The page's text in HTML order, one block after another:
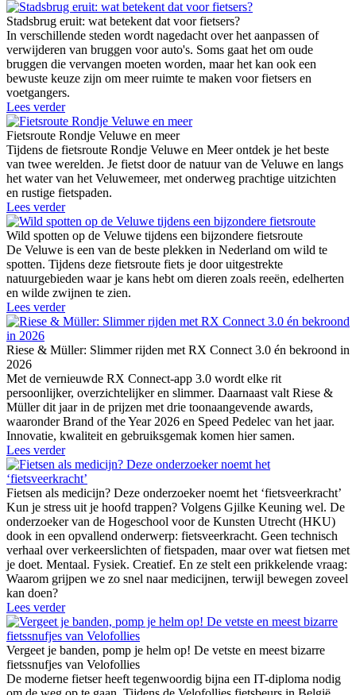
Stadsbrug eruit: wat betekent dat voor fietsers?
In verschillende steden wordt nagedacht over het aanpassen of
verwijderen van bruggen voor auto's. Soms gaat het om oude
bruggen die vervangen moeten worden, maar het kan ook een
bewuste keuze zijn om meer ruimte te maken voor fietsers en
voetgangers.
Lees verder
Fietsroute Rondje Veluwe en meer
Tijdens de fietsroute Rondje Veluwe en Meer ontdek je het beste
van twee werelden. Je fietst door de natuur van de Veluwe en langs
het water van het Veluwemeer, met onderweg prachtige uitzichten
en rustige fietspaden.
Lees verder
Wild spotten op de Veluwe tijdens een bijzondere fietsroute
De Veluwe is een van de beste plekken in Nederland om wild te
spotten. Tijdens deze fietsroute fiets je door uitgestrekte
natuurgebieden waar je kans hebt om dieren zoals reeën, edelherten
en wilde zwijnen te zien.
Lees verder
Riese & Müller: Slimmer rijden met RX Connect 3.0 én bekroond in
2026
Met de vernieuwde RX Connect-app 3.0 wordt elke rit
persoonlijker, overzichtelijker en slimmer. Daarnaast valt Riese &
Müller dit jaar in de prijzen met drie toonaangevende awards,
waaronder Brand of the Year 2026 en Speed Pedelec van het jaar.
Innovatie, kwaliteit en gebruiksgemak komen hier samen.
Lees verder
Fietsen als medicijn? Deze onderzoeker noemt het ‘fietsveerkracht’
Kun je stress uit je hoofd trappen? Volgens Gjilke Keuning wel. De
onderzoeker van de Hogeschool voor de Kunsten Utrecht (HKU)
dook in een opvallend onderwerp: fietsveerkracht. Geen technisch
verhaal over verkeerslichten of fietspaden, maar over wat fietsen met
je doet. Mentaal. Fysiek. Creatief. En ze stelt een prikkelende vraag:
Waarom grijpen we zo snel naar medicijnen, terwijl bewegen zoveel
kan doen?
Lees verder
Vergeet je banden, pomp je helm op! De vetste en meest bizarre
fietssnufjes van Velofollies
De moderne fietser heeft tegenwoordig bijna een IT-diploma nodig